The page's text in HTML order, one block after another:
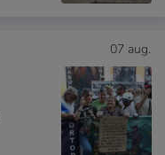
07 aug.